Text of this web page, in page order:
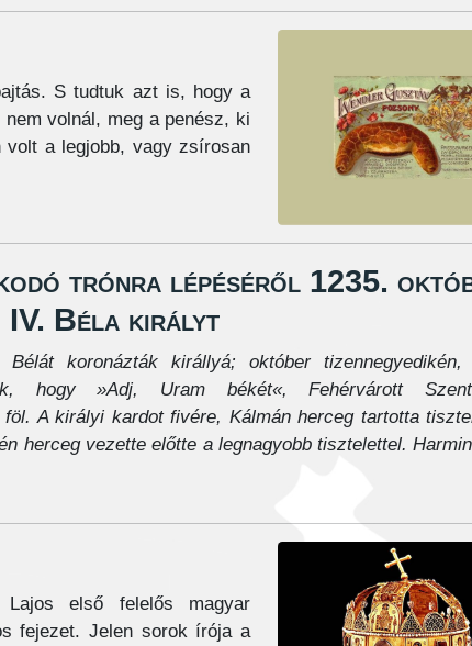
S tudtuk azt is, hogy a
volnál, meg a penész, ki
volt a legjobb, vagy zsírosan
trónra lépéséről 1235.
IV. Béla királyt
Bélát koronázták királlyá; október
hogy »Adj, Uram békét«, Fehérvárott
A királyi kardot fivére, Kálmán herceg tartotta
herceg vezette előtte a legnagyobb tisztelettel.
Lajos első felelős magyar
fejezet. Jelen sorok írója a